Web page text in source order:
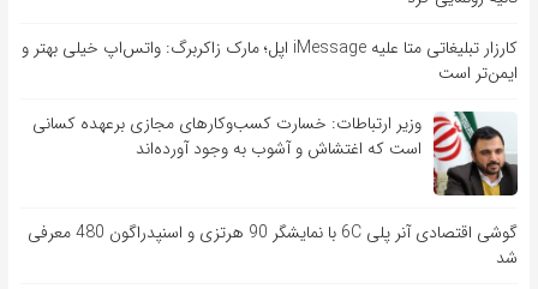
کارزار تبلیغاتی متا علیه iMessage اپل؛ مارک زاکربرگ: واتس‌اپ خیلی بهتر و
ایمن‌تر است
وزیر ارتباطات: خسارت کسب‌وکارهای مجازی برعهده کسانی
است که اغتشاش و آشوب به وجود آورده‌اند
گوشی اقتصادی آنر پلی 6C با نمایشگر 90 هرتزی و اسنپدراگون 480 معرفی
شد